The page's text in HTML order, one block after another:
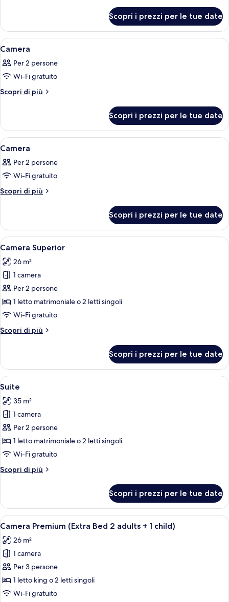
Scopri i prezzi per le tue date
Apri
tutte
le
foto
per
Una camera d'albergo con un letto,
4
Camera
Per 2 persone
Wi-Fi gratuito
Scopri di più
Altri
Scopri i prezzi per le tue date
Apri
tutte
le
foto
per
Una camera d'albergo con
4
Camera
Per 2 persone
Wi-Fi gratuito
Scopri di più
Altri
Scopri i prezzi per le tue date
Apri
tutte
le
foto
per
Camera
Superior
Una camera d'albergo con un letto
4
Camera Superior
26 m²
1 camera
Per 2 persone
1 letto matrimoniale o 2 letti singoli
Wi-Fi gratuito
Scopri di più
Altri
Superior
Scopri i prezzi per le tue date
Apri
tutte
le
foto
per
Suite
Una moderna camera d'albergo
5
Suite
35 m²
1 camera
Per 2 persone
1 letto matrimoniale o 2 letti singoli
Wi-Fi gratuito
Scopri di più
Altri
Scopri i prezzi per le tue date
Apri
tutte
le
foto
per
Camera
Premium
Una camera d'albergo con una
4
Camera Premium (Extra Bed 2 adults + 1 child)
26 m²
1 camera
Per 3 persone
1 letto king o 2 letti singoli
Wi-Fi gratuito